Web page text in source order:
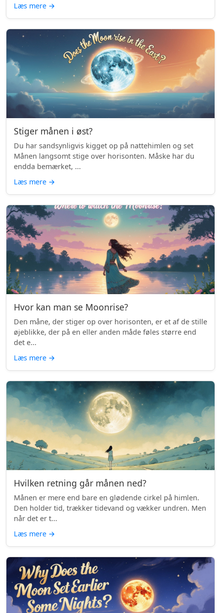
Læs mere →
Stiger månen i øst?
Du har sandsynligvis kigget op på nattehimlen og set
Månen langsomt stige over horisonten. Måske har du
endda bemærket, ...
Læs mere →
Hvor kan man se Moonrise?
Den måne, der stiger op over horisonten, er et af de stille
øjeblikke, der på en eller anden måde føles større end
det e...
Læs mere →
Hvilken retning går månen ned?
Månen er mere end bare en glødende cirkel på himlen.
Den holder tid, trækker tidevand og vækker undren. Men
når det er t...
Læs mere →